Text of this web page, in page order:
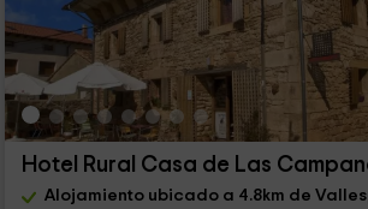
Hotel Rural Casa de Las
Alojamiento ubicado a 4.8km de